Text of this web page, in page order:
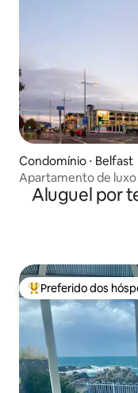
Condomínio ⋅ Belfast
Apartamento de luxo
cidade de Belfast
Aluguel por
Entre os melhores
Preferido dos